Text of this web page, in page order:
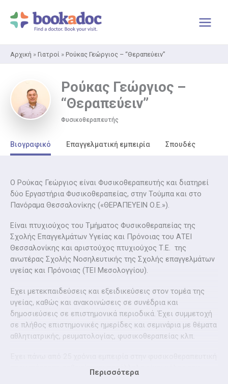
στο
περιεχόμενο
Αρχική » Γιατροί » Ρούκας Γεώργιος – “Θεραπεύειν”
Ρούκας Γεώργιος –
“Θεραπεύειν”
Φυσικοθεραπευτής
Βιογραφικό Επαγγελματική εμπειρία Σπουδές
O Ρούκας Γεώργιος είναι Φυσικοθεραπευτής και διατηρεί
δύο Εργαστήρια Φυσικοθεραπείας, στην Τούμπα και στο
Πανόραμα Θεσσαλονίκης («ΘΕΡΑΠΕΥΕΙΝ Ο.Ε.»).
Είναι πτυχιούχος του Τμήματος Φυσικοθεραπείας της
Σχολής Επαγγελμάτων Υγείας και Πρόνοιας του ΑΤΕΙ
Θεσσαλονίκης και αριστούχος πτυχιούχος Τ.Ε. της
ανωτέρας Σχολής Νοσηλευτικής της Σχολής επαγγελμάτων
υγείας και Πρόνοιας (ΤΕΙ Μεσολογγίου).
Έχει μετεκπαιδεύσεις και εξειδικεύσεις στον τομέα της
υγείας, καθώς και ανακοινώσεις σε συνέδρια και
δημοσιεύσεις σε επιστημονικά περιοδικά. Έχει συμμετοχή
σε πλήθος επιστημονικές ημερίδες και σεμινάρια με θέματα
αθλητιατρικής, ρευματολογίας, φυσικοθεραπείας κλπ.
αποκατάσταση ασθενών και παράλληλα είναι μέλος του
Πανελληνίου Συλλόγου Φυσικοθεραπευτών κι ενεργό μέλος
Περισσότερα